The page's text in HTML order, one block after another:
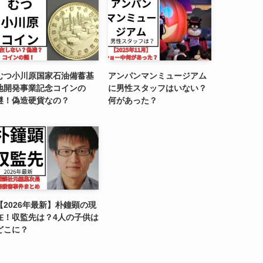
つ小川原国家石油備蓄基
開発事業記念コインの
！偽造硬貨なの？
アンパンマンミュージアム
に男性スタッフはいない？
何があった？
2026年最新】朴鐘顕の現
！収監先は？4人の子供は
こに？